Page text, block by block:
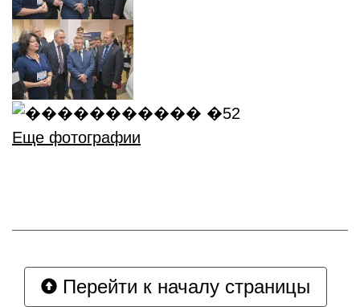
Еще фотографии
Перейти к началу страницы